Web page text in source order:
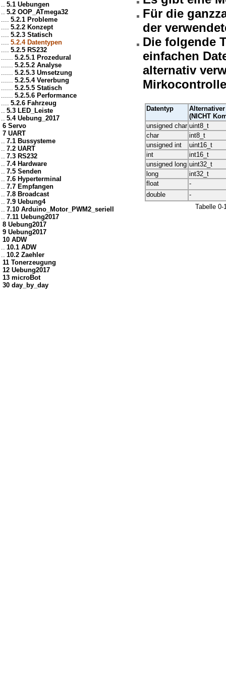
.. 5.1 Uebungen
.. 5.2 OOP_ATmega32
.... 5.2.1 Probleme
.... 5.2.2 Konzept
.... 5.2.3 Statisch
.... 5.2.4 Datentypen
.... 5.2.5 RS232
...... 5.2.5.1 Prozedural
...... 5.2.5.2 Analyse
...... 5.2.5.3 Umsetzung
...... 5.2.5.4 Vererbung
...... 5.2.5.5 Statisch
...... 5.2.5.6 Performance
.... 5.2.6 Fahrzeug
.. 5.3 LED_Leiste
.. 5.4 Uebung_2017
6 Servo
7 UART
.. 7.1 Bussysteme
.. 7.2 UART
.. 7.3 RS232
.. 7.4 Hardware
.. 7.5 Senden
.. 7.6 Hyperterminal
.. 7.7 Empfangen
.. 7.8 Broadcast
.. 7.9 Uebung4
.. 7.10 Arduino_Motor_PWM2_seriell
.. 7.11 Uebung2017
8 Uebung2017
9 Uebung2017
10 ADW
.. 10.1 ADW
.. 10.2 Zaehler
11 Tonerzeugung
12 Uebung2017
13 microBot
30 day_by_day
Für die
der
Die folgende
einfachen
alternativ
Datentyp
(NICHT
unsigned char uint8_t
char
int8_t
unsigned int
uint16_t
int
int16_t
unsigned long uint32_t
long
int32_t
float
-
double
-
Tabelle 0-